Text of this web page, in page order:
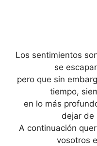
Los sentimientos
se
pero que sin
tiempo,
en lo más
dejar de
A continuación
vosotros